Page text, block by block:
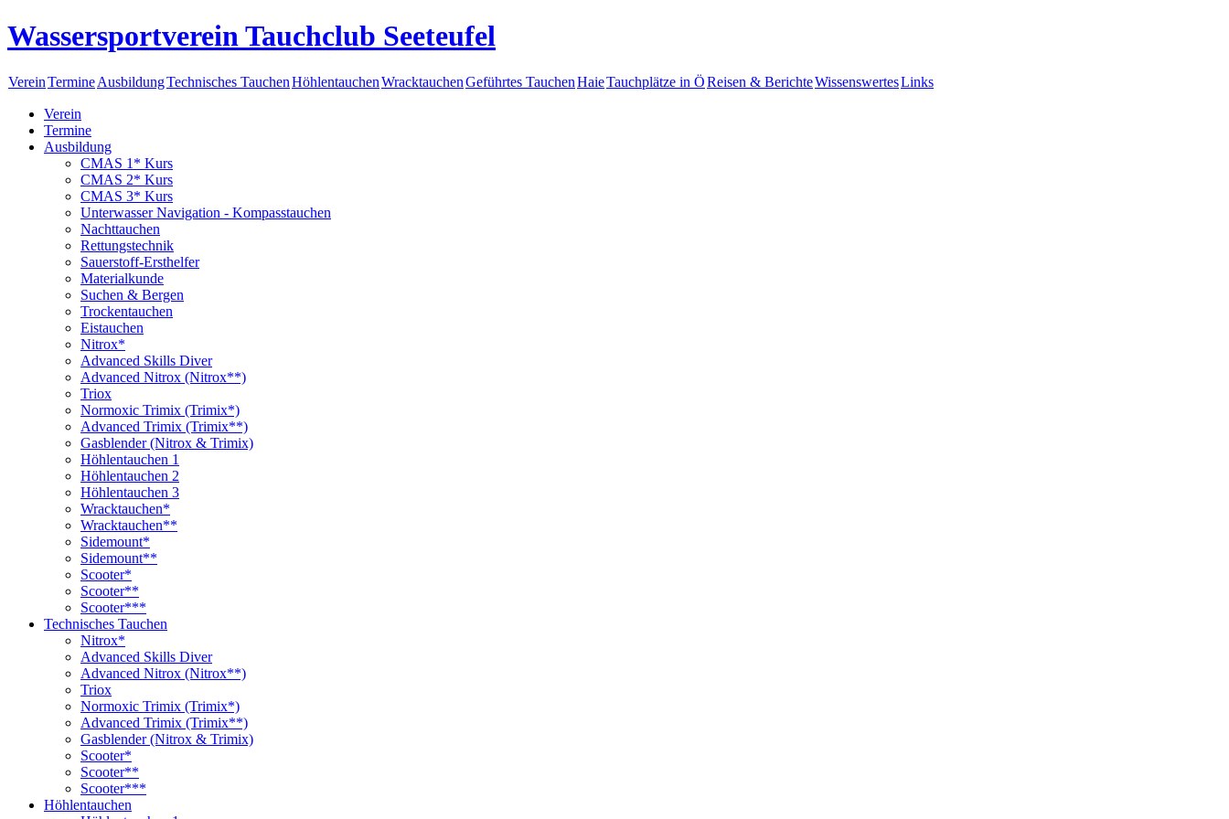
Wassersportverein Tauchclub Seeteufel
VereinTermineAusbildungTechnisches TauchenHöhlentauchenWracktauchenGeführtes TauchenHaieTauchplätze in ÖReisen & BerichteWissenswertesLinks
Verein
Termine
Ausbildung
CMAS 1* Kurs
CMAS 2* Kurs
CMAS 3* Kurs
Unterwasser Navigation - Kompasstauchen
Nachttauchen
Rettungstechnik
Sauerstoff-Ersthelfer
Materialkunde
Suchen & Bergen
Trockentauchen
Eistauchen
Nitrox*
Advanced Skills Diver
Advanced Nitrox (Nitrox**)
Triox
Normoxic Trimix (Trimix*)
Advanced Trimix (Trimix**)
Gasblender (Nitrox & Trimix)
Höhlentauchen 1
Höhlentauchen 2
Höhlentauchen 3
Wracktauchen*
Wracktauchen**
Sidemount*
Sidemount**
Scooter*
Scooter**
Scooter***
Technisches Tauchen
Nitrox*
Advanced Skills Diver
Advanced Nitrox (Nitrox**)
Triox
Normoxic Trimix (Trimix*)
Advanced Trimix (Trimix**)
Gasblender (Nitrox & Trimix)
Scooter*
Scooter**
Scooter***
Höhlentauchen